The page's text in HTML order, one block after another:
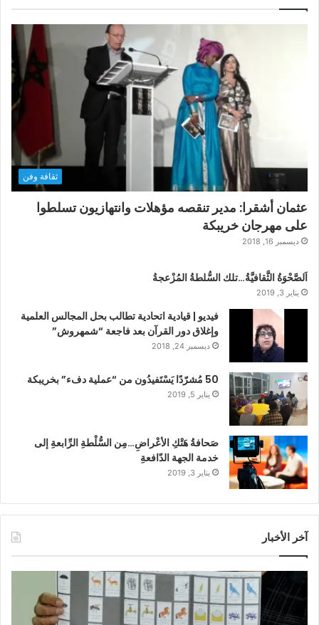
ثقافة وفن
عثمان أشقرا: مدير تنقصه مؤهلات وانتهازيون تسلطوا
على مهرجان خريبكة
ديسمبر 16, 2018
اَلصَّحْوَةُ الثَّقافيَّةُ…تلك السُّلطةُ المُزْعجةُ
يناير 3, 2019
فيديو | قيادية اتحادية تطالب بحل المجالس العلمية
وإغلاق دور القرآن بعد فاجعة “شمهروش”
ديسمبر 24, 2018
50 مُشرّدًا يَسْتَفيدُون من “عملية دفء” بخريبكة
يناير 5, 2019
صَحافةُ هَتْكِ الأعْراضِ…مِن السُّلْطةِ الرِّابعةِ إلى
خدمة الجهة الدّافعةِ
يناير 3, 2019
آخر الأخبار